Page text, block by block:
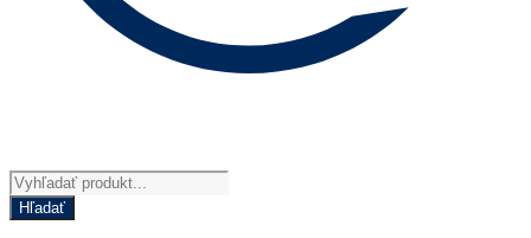
Products
search
Hľadať